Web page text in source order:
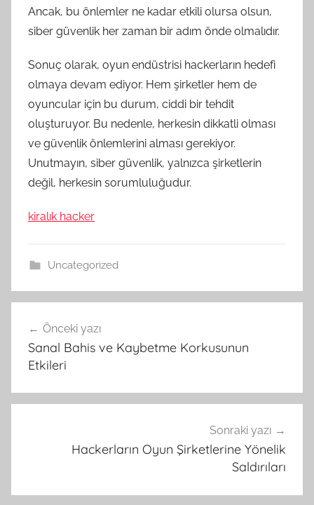
Ancak, bu önlemler ne kadar etkili olursa olsun,
siber güvenlik her zaman bir adım önde olmalıdır.
Sonuç olarak, oyun endüstrisi hackerların hedefi
olmaya devam ediyor. Hem şirketler hem de
oyuncular için bu durum, ciddi bir tehdit
oluşturuyor. Bu nedenle, herkesin dikkatli olması
ve güvenlik önlemlerini alması gerekiyor.
Unutmayın, siber güvenlik, yalnızca şirketlerin
değil, herkesin sorumluluğudur.
kiralık hacker
Uncategorized
gezinmesi
Önceki yazı
Sanal Bahis ve Kaybetme Korkusunun
Etkileri
Sonraki yazı
Hackerların Oyun Şirketlerine Yönelik
Saldırıları